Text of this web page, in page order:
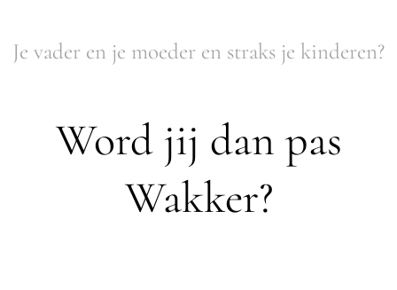
Je vader en je moeder en straks je kinderen?
Word jij dan pas
Wakker?